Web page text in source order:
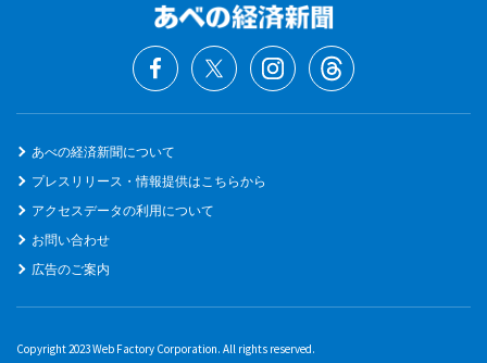
あべの経済新聞について
プレスリリース・情報提供はこちらから
アクセスデータの利用について
お問い合わせ
広告のご案内
Copyright 2023 Web Factory Corporation. All rights reserved.